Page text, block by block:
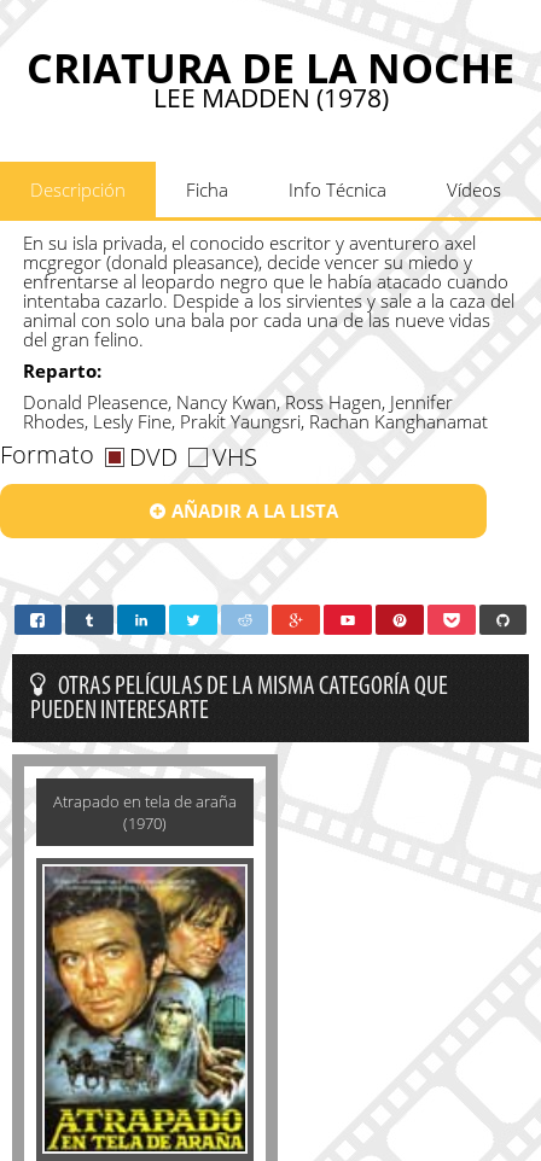
CRIATURA DE LA NOCHE
LEE MADDEN (1978)
Descripción Ficha Info Técnica Vídeos
En su isla privada, el conocido escritor y aventurero axel
mcgregor (donald pleasance), decide vencer su miedo y
enfrentarse al leopardo negro que le había atacado cuando
intentaba cazarlo. Despide a los sirvientes y sale a la caza del
animal con solo una bala por cada una de las nueve vidas
del gran felino.
Reparto:
Donald Pleasence, Nancy Kwan, Ross Hagen, Jennifer
Rhodes, Lesly Fine, Prakit Yaungsri, Rachan Kanghanamat
Formato DVD VHS
AÑADIR A LA LISTA
OTRAS PELÍCULAS DE LA MISMA CATEGORÍA QUE
PUEDEN INTERESARTE
Atrapado en tela de araña
(1970)